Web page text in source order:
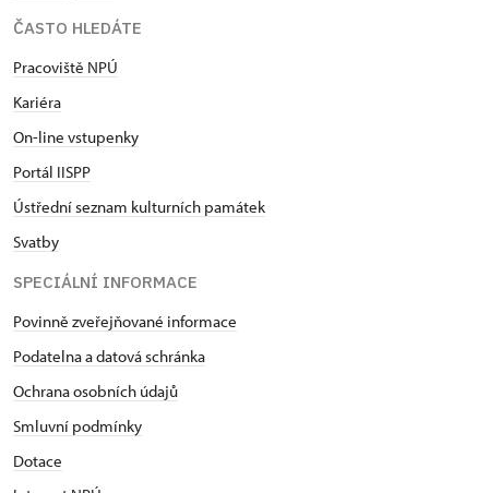
ČASTO HLEDÁTE
Pracoviště NPÚ
Kariéra
On-line vstupenky
Portál IISPP
Ústřední seznam kulturních památek
Svatby
SPECIÁLNÍ INFORMACE
Povinně zveřejňované informace
Podatelna a datová schránka
Ochrana osobních údajů
Smluvní podmínky
Dotace